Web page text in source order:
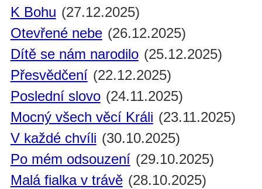
K Bohu (27.12.2025)
Otevřené nebe (26.12.2025)
Dítě se nám narodilo (25.12.2025)
Přesvědčení (22.12.2025)
Poslední slovo (24.11.2025)
Mocný všech věcí Králi (23.11.2025)
V každé chvíli (30.10.2025)
Po mém odsouzení (29.10.2025)
Malá fialka v trávě (28.10.2025)